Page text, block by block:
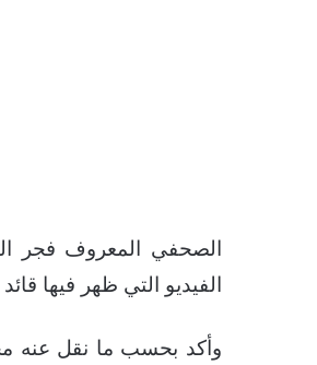
الصحفي المعروف فجر
الفيديو التي ظهر فيها
وأكد بحسب ما نقل عنه